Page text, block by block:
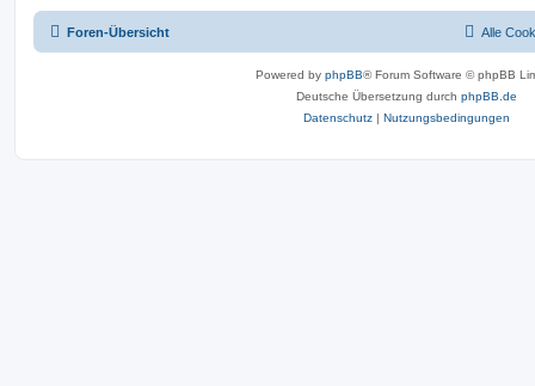
Foren-Übersicht Alle
Powered by phpBB® Forum Software © phpBB
Deutsche Übersetzung durch phpBB.de
Datenschutz | Nutzungsbedingungen